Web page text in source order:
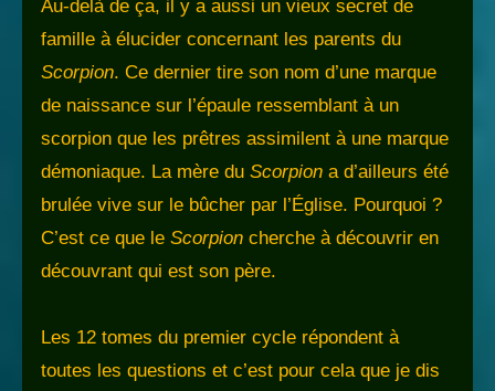
Au-delà de ça, il y a aussi un vieux secret de
famille à élucider concernant les parents du
Scorpion. Ce dernier tire son nom d’une marque
de naissance sur l’épaule ressemblant à un
scorpion que les prêtres assimilent à une marque
démoniaque. La mère du Scorpion a d’ailleurs été
brulée vive sur le bûcher par l’Église. Pourquoi ?
C’est ce que le Scorpion cherche à découvrir en
découvrant qui est son père.
Les 12 tomes du premier cycle répondent à
toutes les questions et c’est pour cela que je dis